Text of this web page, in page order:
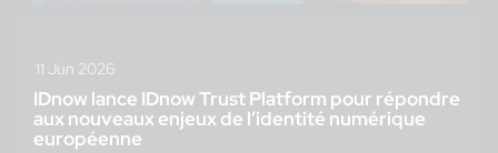
11 Jun 2026
IDnow lance IDnow Trust Platform pour répondre
aux nouveaux enjeux de l’identité numérique
européenne